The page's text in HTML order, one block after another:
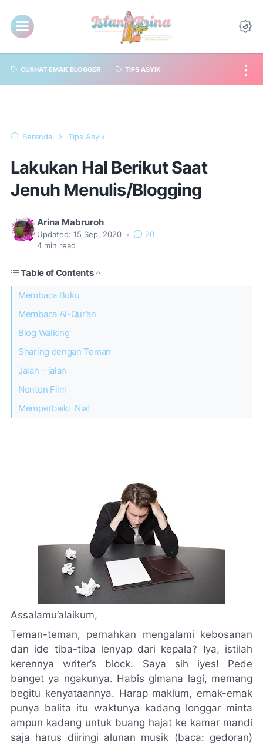
CURHAT EMAK BLOGGER TIPS ASYIK
Beranda Tips Asyik
Lakukan Hal Berikut Saat
Jenuh Menulis/Blogging
Arina Mabruroh
Updated: 15 Sep, 2020 •
20
4 min read
Table of Contents
Membaca Buku
Membaca Al-Qur’an
Blog Walking
Sharing dengan Teman
Jalan – jalan
Nonton Film
Memperbaiki Niat
Assalamu’alaikum,
Teman-teman, pernahkan mengalami kebosanan
dan ide tiba-tiba lenyap dari kepala? Iya, istilah
kerennyawriter’s block. Saya sih iyes! Pede
banget ya ngakunya. Habis gimana lagi, memang
begitu kenyataannya. Harap maklum, emak-emak
punya balita itu waktunya kadang longgar minta
ampun kadang untuk buang hajat ke kamar mandi
saja harus diiringi alunan musik (baca: gedoran)